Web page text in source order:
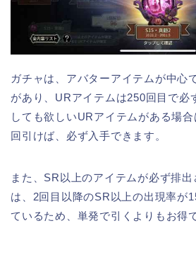
ガチャは、アバターアイテムが中心
があり、URアイテムは250回目で必
しても欲しいURアイテムがある場
回引けば、必ず入手できます。
また、SR以上のアイテムが必ず排
は、2回目以降のSR以上の出現率が
ているため、単発で引くよりもお得